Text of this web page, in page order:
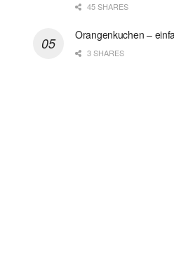
45 SHARES
Orangenkuchen –
3 SHARES